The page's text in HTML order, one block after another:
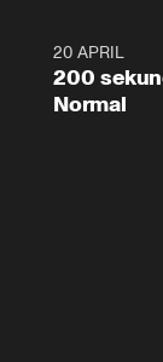
4:2320 APRIL
200
Normal